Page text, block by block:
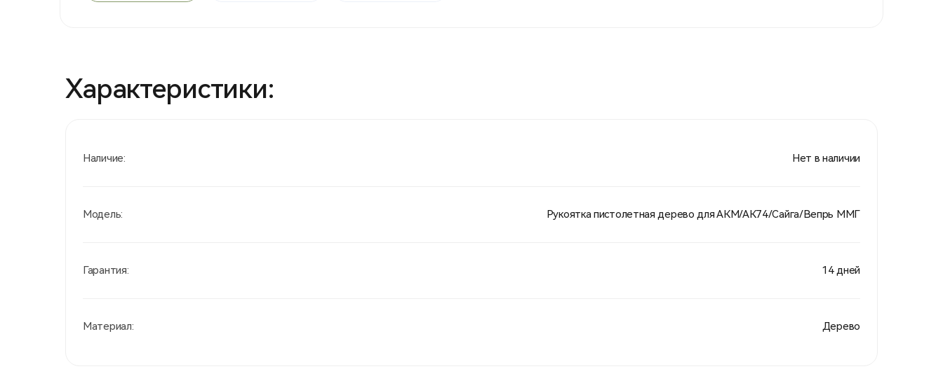
Характеристики:
Наличие: Нет в наличии
Модель: Рукоятка пистолетная дерево для АКМ/АК74/Сайга/Вепрь ММГ
Гарантия: 14 дней
Материал: Дерево